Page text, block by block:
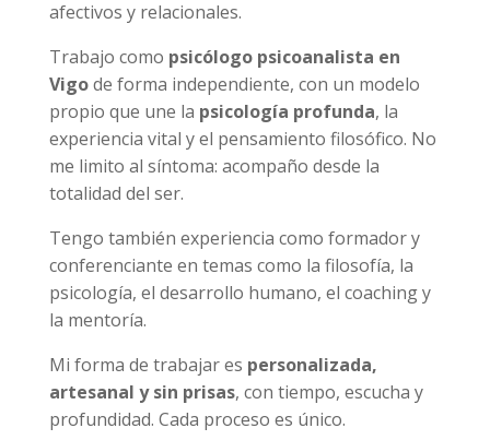
afectivos y relacionales.
Trabajo como psicólogo psicoanalista en
Vigode forma independiente, con un modelo
propio que une la psicología profunda, la
experiencia vital y el pensamiento filosófico. No
me limito al síntoma: acompaño desde la
totalidad del ser.
Tengo también experiencia como formador y
conferenciante en temas como la filosofía, la
psicología, el desarrollo humano, el coaching y
la mentoría.
Mi forma de trabajar es personalizada,
artesanal y sin prisas, con tiempo, escucha y
profundidad. Cada proceso es único.